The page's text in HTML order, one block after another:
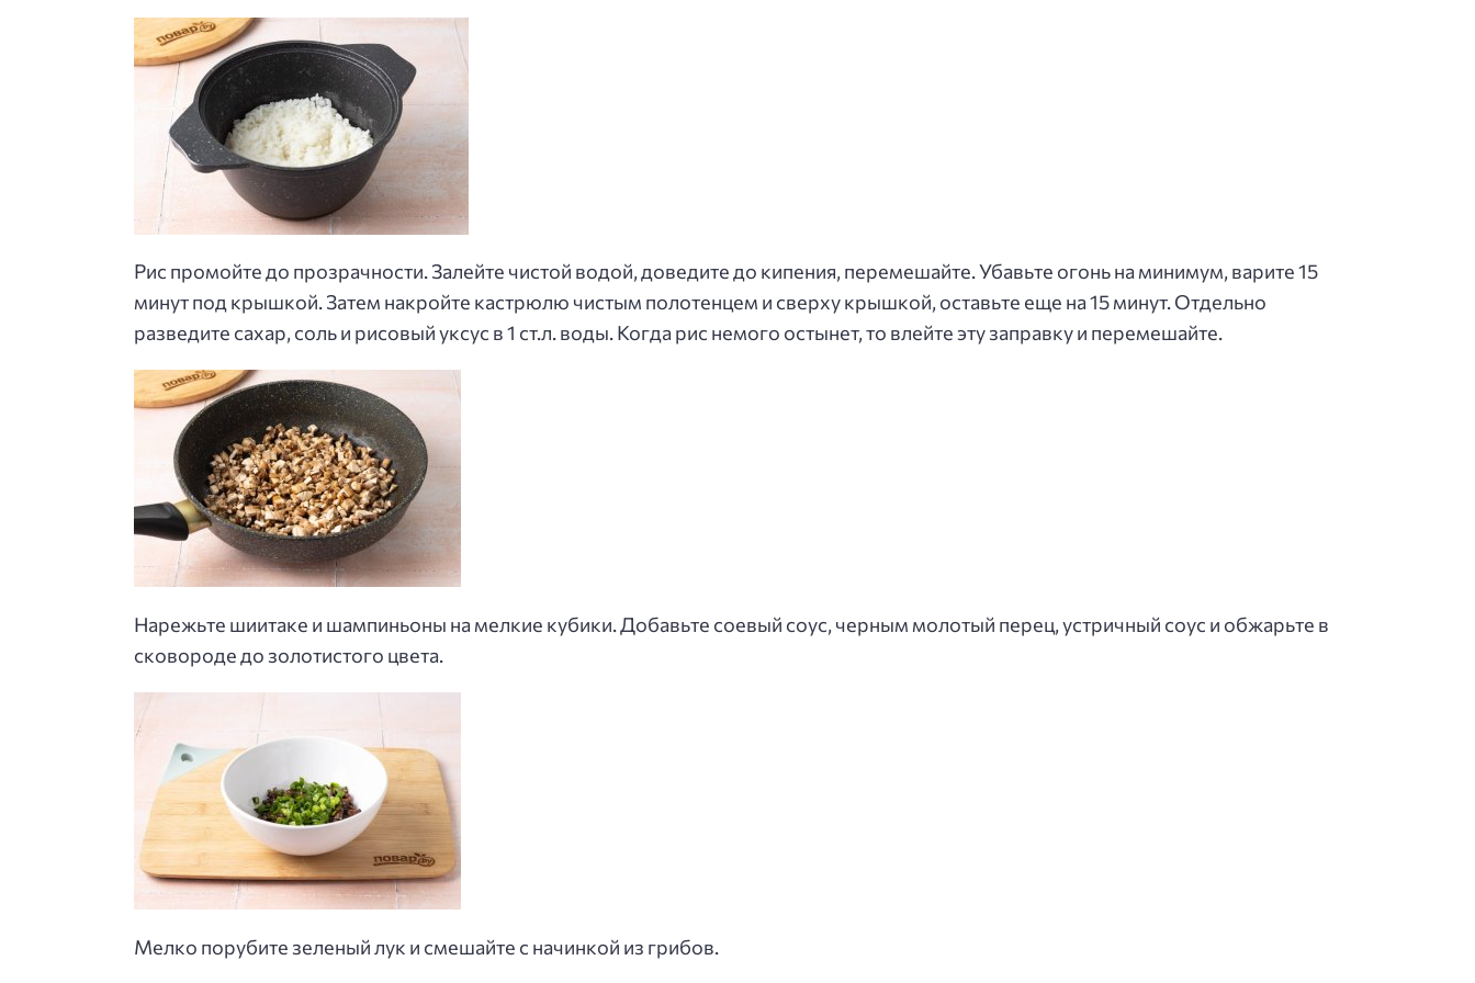
Рис промойте до прозрачности. Залейте чистой водой, доведите до кипения, перемешайте. Убавьте огонь на минимум, варите 15
минут под крышкой. Затем накройте кастрюлю чистым полотенцем и сверху крышкой, оставьте еще на 15 минут. Отдельно
разведите сахар, соль и рисовый уксус в 1 ст.л. воды. Когда рис немого остынет, то влейте эту заправку и перемешайте.
Нарежьте шиитаке и шампиньоны на мелкие кубики. Добавьте соевый соус, черным молотый перец, устричный соус и обжарьте в
сковороде до золотистого цвета.
Мелко порубите зеленый лук и смешайте с начинкой из грибов.